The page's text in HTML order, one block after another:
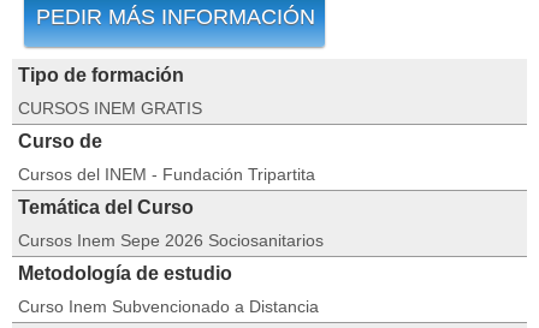
PEDIR MÁS INFORMACIÓN
Tipo de formación
CURSOS INEM GRATIS
Curso de
Cursos del INEM - Fundación Tripartita
Temática del Curso
Cursos Inem Sepe 2026 Sociosanitarios
Metodología de estudio
Curso Inem Subvencionado a Distancia